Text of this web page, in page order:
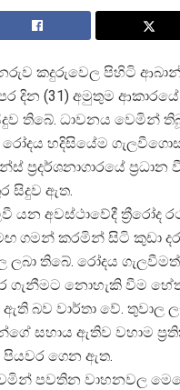
කදුරුවෙල පිහිටි
දින (31) අමුතුම
තිබේ. ධාවනය වෙමින්
හදිසියේම
ප්රදර්ශනාගාරයේ ප්
සිදුව ඇත.
යන අවස්ථාවේදී ත්රීරෝද
ගමන් කරමින් සිටි කුඩා
ලබා තිබේ. රෝදය
ගැනීමට නොහැකි වීම
බව වාර්තා වේ. තුවාල
සහාය ඇතිව වහාම ප්
ගෙන ඇත.
පවතින වාහනවල